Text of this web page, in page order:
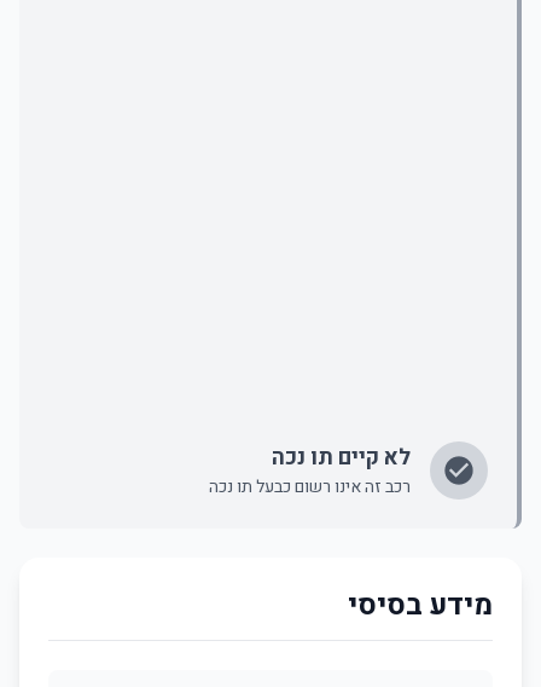
לא קיים תו נכה
רכב זה אינו רשום כבעל תו נכה
מידע בסיסי